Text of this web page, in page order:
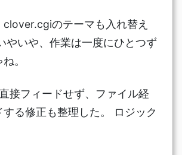
clover.cgiのテーマも入れ替え
やいや、作業は一度にひとつず
。
接フィードせず、ファイル経
る修正も整理した。 ロジック